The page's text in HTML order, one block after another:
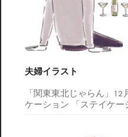
夫婦イラスト
「関東東北じゃらん」
ケーション 「ステイケー